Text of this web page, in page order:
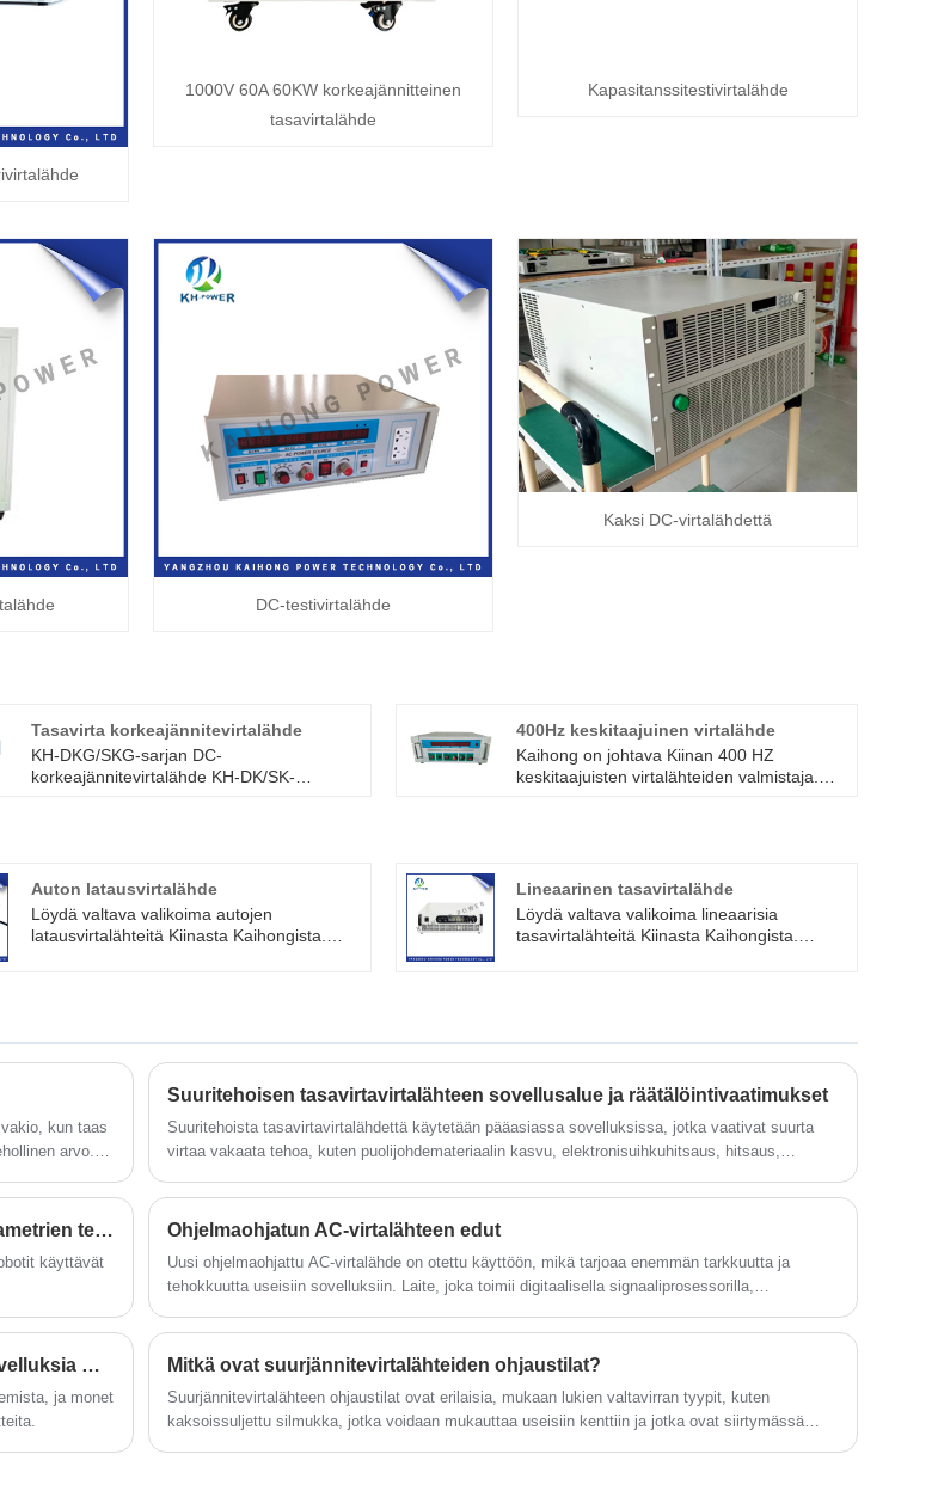
1000V 60A 60KW korkeajännitteinen
tasavirtalähde
Kapasitanssitestivirtalähde
DC-testivirtalähde
Kaksi DC-virtalähdettä
Tasavirta korkeajännitevirtalähde
KH-DKG/SKG-sarjan DC-
korkeajännitevirtalähde KH-DK/SK-
ultrakorkeajännitevirtalähdettä (jopa
100000V), silmätehoa jopa 60kW, jännite ja
virta voidaan jatkuvasti säätää täydellä
kuormalla, pitkäkestoinen työpöytä.
400Hz keskitaajuinen virtalähde
Kaihong on johtava Kiinan 400 HZ
keskitaajuisten virtalähteiden valmistaja.
käyttämällä korkeataajuista
tehoelektronista kytkentätekniikkaa.
Auton latausvirtalähde
Löydä valtava valikoima autojen
latausvirtalähteitä Kiinasta Kaihongista.
lataustoiminnon tarjoamiseksi.
Lineaarinen tasavirtalähde
Löydä valtava valikoima lineaarisia
tasavirtalähteitä Kiinasta Kaihongista.
korroosiossa, mahdollistamisessa,
vedenkäsittelyssä ja muissa välineissä,
instrumenttien valmistajat ovat olleet hyvin
laajalti edistetty, korkeakouluissa ja
yliopistoissa tutkimuslaitokset ovat myös
saaneet paljon kiitosta.
kun taas
arvo.
Suuritehoisen tasavirtavirtalähteen sovellusalue ja räätälöintivaatimukset
Suuritehoista tasavirtavirtalähdettä käytetään pääasiassa sovelluksissa, jotka vaativat suurta
virtaa vakaata tehoa, kuten puolijohdemateriaalin kasvu, elektronisuihkuhitsaus, hitsaus,
tuotantolinjoilla , kuten aurinkopaneelien, LED-valonlähteiden ja muiden tarkkaa ohjausta
vaativien tuotantolinjojen valmistus.
Mitkä ovat teollisuusrobottien käyttämän tasavirtalähteen parametrien tekniset vaatimukset?
käyttävät
Ohjelmaohjatun AC-virtalähteen edut
Uusi ohjelmaohjattu AC-virtalähde on otettu käyttöön, mikä tarjoaa enemmän tarkkuutta ja
tehokkuutta useisiin sovelluksiin. Laite, joka toimii digitaalisella signaaliprosessorilla,
ohjelmoitavuutta ja vakautta.
Tasavirta-korkeajännitevirtalähteellä on laajempi valikoima sovelluksia markkinoilla
ja monet
Mitkä ovat suurjännitevirtalähteiden ohjaustilat?
Suurjännitevirtalähteen ohjaustilat ovat erilaisia, mukaan lukien valtavirran tyypit, kuten
kaksoissuljettu silmukka, jotka voidaan mukauttaa useisiin kenttiin ja jotka ovat siirtymässä